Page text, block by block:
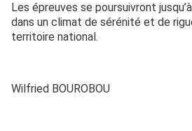
Les épreuves se poursuivront
dans un climat de sérénité et de
territoire national.
Wilfried BOUROBOU